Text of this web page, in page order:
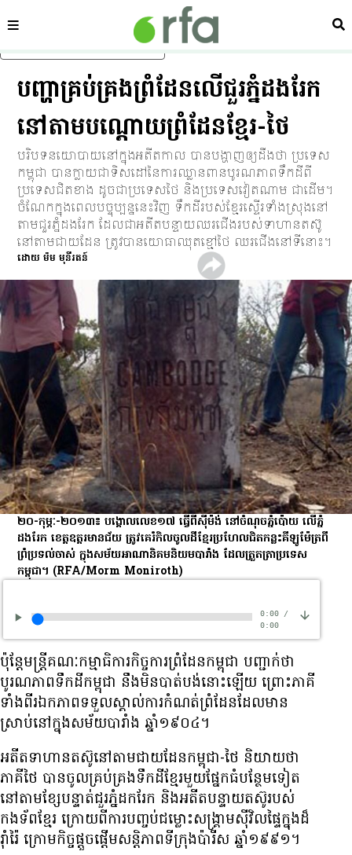
រំលងទៅមាតិកាចម្បង
ផ្នែក ស្វ
បញ្ហា​គ្រប់គ្រង​ព្រំដែន​លើ​ជួរ​ភ្នំ​ដងរែក​
នៅ​តាម​បណ្ដោយ​ព្រំដែន​ខ្មែរ-ថៃ
បរិបទ​នយោបាយ​នៅ​ក្នុង​អតីតកាល បាន​បង្ហាញ​ឲ្យ​ដឹង​ថា ប្រទេស​
កម្ពុជា បាន​ក្លាយ​ជា​ទិសដៅ​នៃ​ការ​ឈ្លានពាន​បូរណភាព​ទឹកដី​ពី​
ប្រទេស​ជិត​ខាង ដូច​ជា​ប្រទេស​ថៃ និង​ប្រទេស​វៀតណាម ជាដើម។
ចំណែក​ក្នុង​ពេល​បច្ចុប្បន្ន​នេះ​វិញ ទឹកដី​របស់​ខ្មែរ​ស្ទើរ​ទាំង​ស្រុង​នៅ​
តាម​ជួរ​ភ្នំ​ដងរែក ដែល​ជា​អតីត​បន្ទាយ​ឈរ​ជើង​របស់​ទាហាន​តស៊ូ​
នៅ​តាម​ជាយដែន ត្រូវ​បាន​យោធា​ឈុត​ខ្មៅ​ថៃ ឈរ​ជើង​នៅ​ទី​នោះ។
ដោយ ម៉ម មុនីរតន៍
២០-កុម្ភៈ-២០១៣៖ បង្គោល​លេខ​១៧ ធ្វើ​ពី​ស៊ីម៉ង់ នៅ​ចំណុច​ភ្នំ​ប៉ោយ លើ​ភ្នំ​
ដងរែក ខេត្ត​ឧត្តរមានជ័យ ត្រូវ​គេ​រំកិល​ចូល​ដី​ខ្មែរ​ប្រហែល​ជិត​កន្លះ​គីឡូម៉ែត្រ​ពី​
ព្រំប្រទល់​ចាស់ ក្នុង​សម័យ​អាណានិគម​និយម​បារាំង ដែល​ត្រួតត្រា​ប្រទេស​
កម្ពុជា។ (RFA/Morm Moniroth)
0:00/
0:00
ប៉ុន្តែ​មន្ត្រី​គណៈកម្មាធិការ​កិច្ច​ការ​ព្រំដែន​កម្ពុជា បញ្ជាក់​ថា
បូរណភាព​ទឹកដី​កម្ពុជា នឹង​មិន​បាត់​បង់​នោះ​ឡើយ ព្រោះ​ភាគី​
ទាំង​ពីរ​ឯកភាព​ទទួល​ស្គាល់​ការ​កំណត់​ព្រំដែន​ដែល​មាន​
ស្រាប់​នៅ​ក្នុង​សម័យ​បារាំង ឆ្នាំ​១៩០៤។
អតីត​ទាហាន​តស៊ូ​នៅ​តាម​ជាយ​ដែន​កម្ពុជា-ថៃ និយាយ​ថា
ភាគី​ថៃ បាន​ចូល​គ្រប់គ្រង​ទឹកដី​ខ្មែរ​មួយ​ផ្នែក​ធំ​បន្ថែម​ទៀត​
នៅ​តាម​ខ្សែ​បន្ទាត់​ជួរ​ភ្នំ​ដក​រែក និង​អតីត​បន្ទាយ​តស៊ូ​របស់​
កងទ័ព​ខ្មែរ ក្រោយ​ពី​ការ​បញ្ចប់​ជម្លោះ​សង្គ្រាម​ស៊ីវិល​ផ្ទៃ​ក្នុង​ដ៏​
រ៉ាំរ៉ៃ ក្រោម​កិច្ច​ផ្ដួចផ្ដើម​សន្តិភាព​ទីក្រុង​ប៉ារីស ឆ្នាំ​១៩៩១។